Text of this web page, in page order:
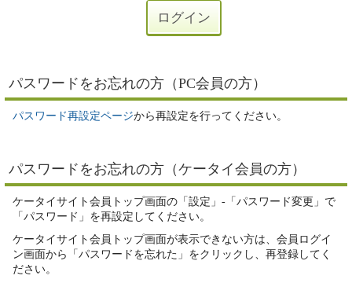
パスワードをお忘れの方（PC会員の方）
パスワード再設定ページから再設定を行ってください。
パスワードをお忘れの方（ケータイ会員の方）
ケータイサイト会員トップ画面の「設定」-「パスワード変更」で
「パスワード」を再設定してください。
ケータイサイト会員トップ画面が表示できない方は、会員ログイ
ン画面から「パスワードを忘れた」をクリックし、再登録してく
ださい。